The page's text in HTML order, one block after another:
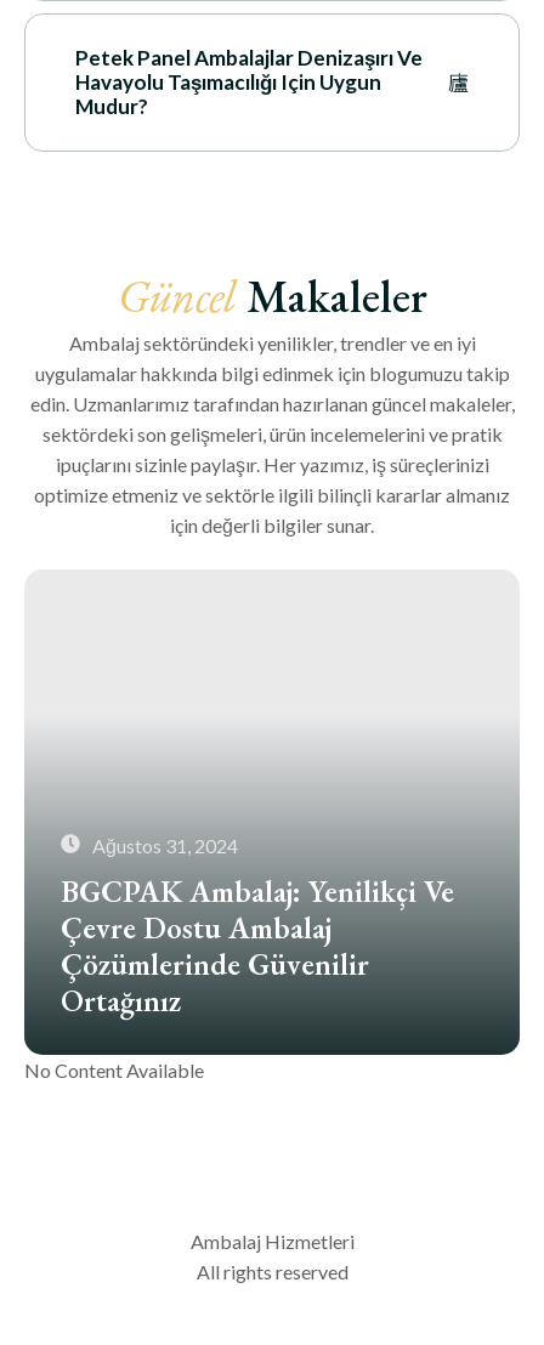
Petek Panel Ambalajlar Denizaşırı Ve
Havayolu Taşımacılığı Için Uygun
Mudur?
GüncelMakaleler
Ambalaj sektöründeki yenilikler, trendler ve en iyi
uygulamalar hakkında bilgi edinmek için blogumuzu takip
edin. Uzmanlarımız tarafından hazırlanan güncel makaleler,
sektördeki son gelişmeleri, ürün incelemelerini ve pratik
ipuçlarını sizinle paylaşır. Her yazımız, iş süreçlerinizi
optimize etmeniz ve sektörle ilgili bilinçli kararlar almanız
için değerli bilgiler sunar.
Ağustos 31, 2024
BGCPAK Ambalaj: Yenilikçi Ve
Çevre Dostu Ambalaj
Çözümlerinde Güvenilir
Ortağınız
No Content Available
Ambalaj Hizmetleri
All rights reserved